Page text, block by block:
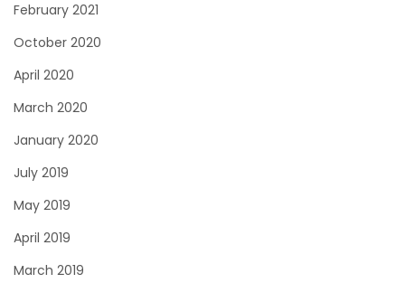
February 2021
October 2020
April 2020
March 2020
January 2020
July 2019
May 2019
April 2019
March 2019